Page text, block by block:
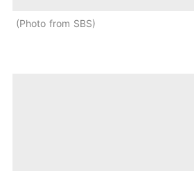
Photo from SBS